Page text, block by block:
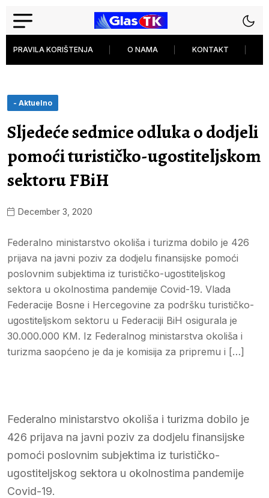
PRAVILA KORIŠTENJA O NAMA KONTAKT
- Aktuelno
Sljedeće sedmice odluka o dodjeli
pomoći turističko-ugostiteljskom
sektoru FBiH
December 3, 2020
Federalno ministarstvo okoliša i turizma dobilo je 426
prijava na javni poziv za dodjelu finansijske pomoći
poslovnim subjektima iz turističko-ugostiteljskog
sektora u okolnostima pandemije Covid-19. Vlada
Federacije Bosne i Hercegovine za podršku turističko-
ugostiteljskom sektoru u Federaciji BiH osigurala je
30.000.000 KM. Iz Federalnog ministarstva okoliša i
turizma saopćeno je da je komisija za pripremu i […]
Federalno ministarstvo okoliša i turizma dobilo je
426 prijava na javni poziv za dodjelu finansijske
pomoći poslovnim subjektima iz turističko-
ugostiteljskog sektora u okolnostima pandemije
Covid-19.